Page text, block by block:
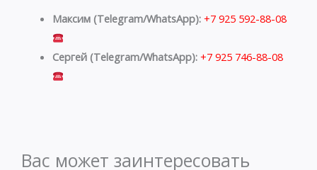
Максим (Telegram/WhatsApp): +7 925 592-88-08
Сергей (Telegram/WhatsApp): +7 925 746-88-08
Вас может заинтересовать